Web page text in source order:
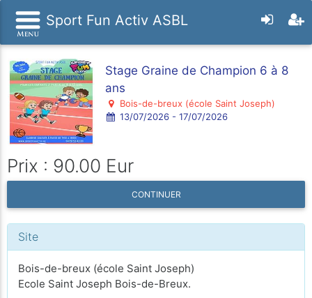
Sport Fun Activ ASBL
Stage Graine de Champion 6 à 8
ans
Bois-de-breux (école Saint Joseph)
13/07/2026 - 17/07/2026
Prix : 90.00 Eur
CONTINUER
Site
Bois-de-breux (école Saint Joseph)
Ecole Saint Joseph Bois-de-Breux.